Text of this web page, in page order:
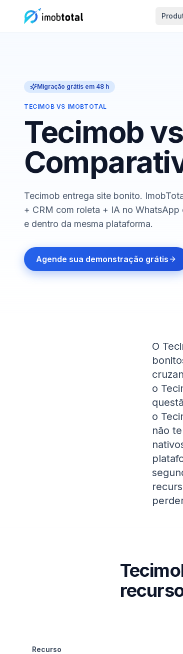
Migração grátis em 48 h
TECIMOB VS IMOBTOTAL
Tecimob
Tecimob entrega site bonito.
+ CRM com roleta + IA no
e dentro da mesma plataforma.
Agende sua demonstração grátis
O
o
o
não
Recurso